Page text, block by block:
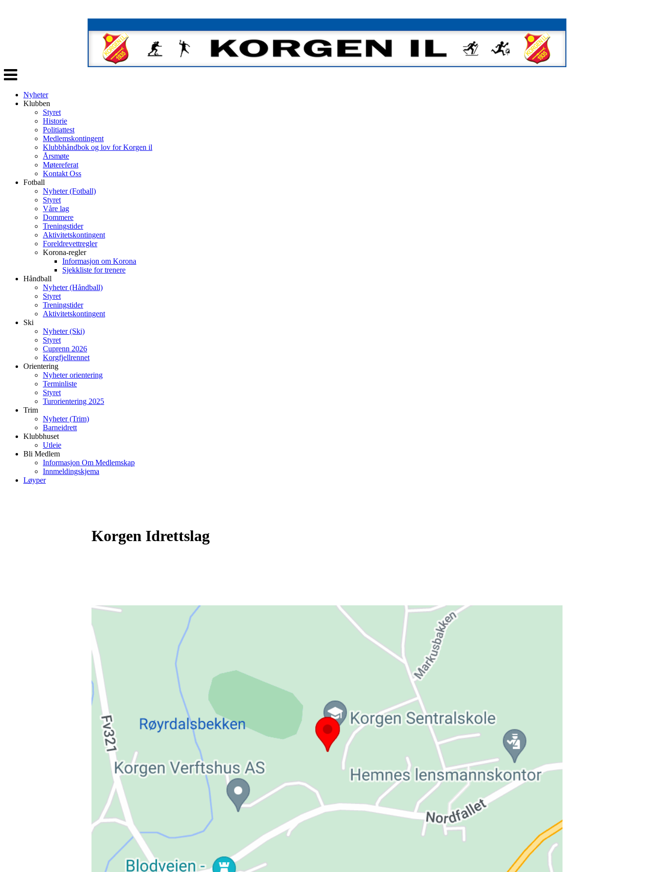
Veksle
navigasjon
Nyheter
Klubben
Styret
Historie
Politiattest
Medlemskontingent
Klubbhåndbok og lov for Korgen il
Årsmøte
Møtereferat
Kontakt Oss
Fotball
Nyheter (Fotball)
Styret
Våre lag
Dommere
Treningstider
Aktivitetskontingent
Foreldrevettregler
Korona-regler
Informasjon om Korona
Sjekkliste for trenere
Håndball
Nyheter (Håndball)
Styret
Treningstider
Aktivitetskontingent
Ski
Nyheter (Ski)
Styret
Cuprenn 2026
Korgfjellrennet
Orientering
Nyheter orientering
Terminliste
Styret
Turorientering 2025
Trim
Nyheter (Trim)
Barneidrett
Klubbhuset
Utleie
Bli Medlem
Informasjon Om Medlemskap
Innmeldingskjema
Løyper
Korgen Idrettslag